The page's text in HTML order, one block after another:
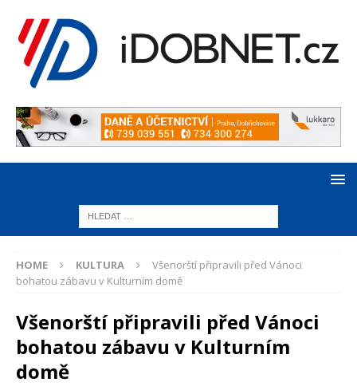
HOME KULTURA
Všenorští připravili před Vánoci
bohatou zábavu v Kulturním domě
Všenorští připravili před Vánoci
bohatou zábavu v Kulturním
domě